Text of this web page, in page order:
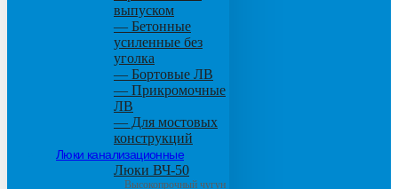
выпуском
— Бетонные
усиленные без
уголка
— Бортовые ЛВ
— Прикромочные
ЛВ
— Для мостовых
конструкций
Люки канализационные
Люки ВЧ-50
Высокопрочный чугун